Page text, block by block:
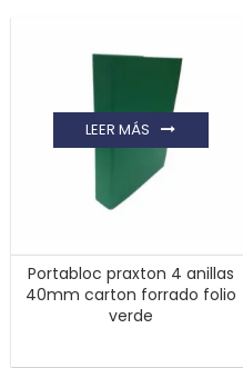
Portabloc praxton 4 anillas
40mm carton forrado folio
verde
LEER MÁS